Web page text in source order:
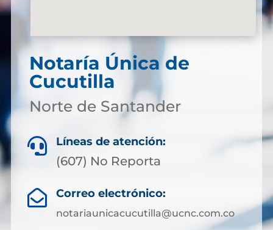
Notaría Única de
Cucutilla
Norte de Santander
 Líneas de atención:
(607) No Reporta
 Correo electrónico:
notariaunicacucutilla@ucnc.com.co